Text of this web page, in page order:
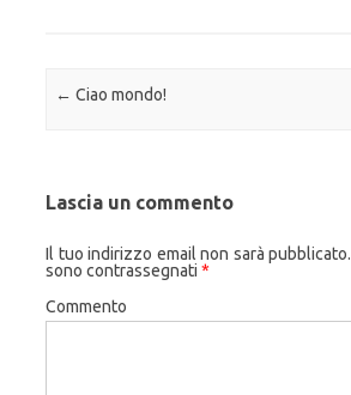
Navigazione articolo
← Ciao mondo!
Lascia un commento
Il tuo indirizzo email non sarà pubblicato.
sono contrassegnati *
Commento